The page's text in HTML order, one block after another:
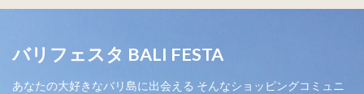
バリフェスタ BALI FESTA
あなたの大好きなバリ島に出会える そんなショッピングコミュニ